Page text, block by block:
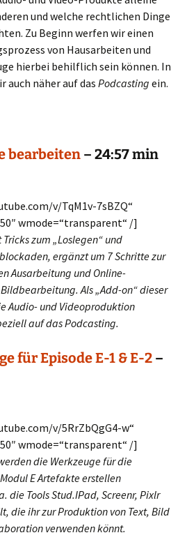
und welche rechtlichen Dinge
Zu Beginn werfen wir einen
von Hausarbeiten und
hierbei behilflich sein können. In
auch näher auf das Podcasting ein.
bearbeiten – 24:57 min
v/TqM1v-7sBZQ“
wmode=“transparent“ /]
zum „Loslegen“ und
ergänzt um 7 Schritte zur
Ausarbeitung und Online-
Als „Add-on“ dieser
Audio- und Videoproduktion
auf das Podcasting.
für Episode E-1 & E-2 –
v/5RrZbQgG4-w“
wmode=“transparent“ /]
die Werkzeuge für die
E Artefakte erstellen
die Tools Stud.IPad, Screenr, Pixlr
die ihr zur Produktion von Text, Bild
verwenden könnt.